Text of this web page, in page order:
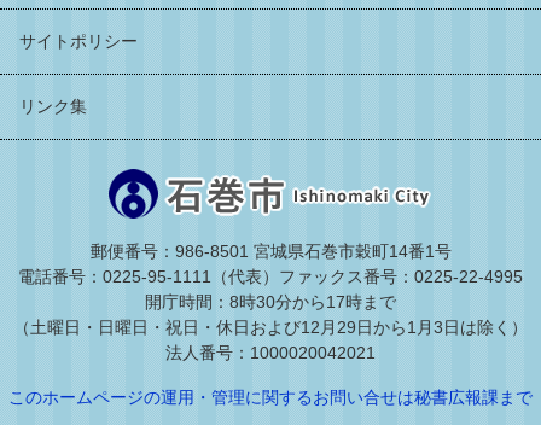
サイトポリシー
リンク集
郵便番号：986-8501 宮城県石巻市穀町14番1号
電話番号：0225-95-1111（代表） ファックス番号：0225-22-4995
開庁時間：8時30分から17時まで
（土曜日・日曜日・祝日・休日および12月29日から1月3日は除く）
法人番号：1000020042021
このホームページの運用・管理に関するお問い合せは秘書広報課まで